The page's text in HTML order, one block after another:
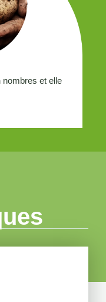
nombres et elle